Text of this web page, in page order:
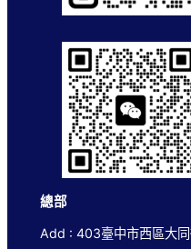
總部
Add : 403臺中市西區大